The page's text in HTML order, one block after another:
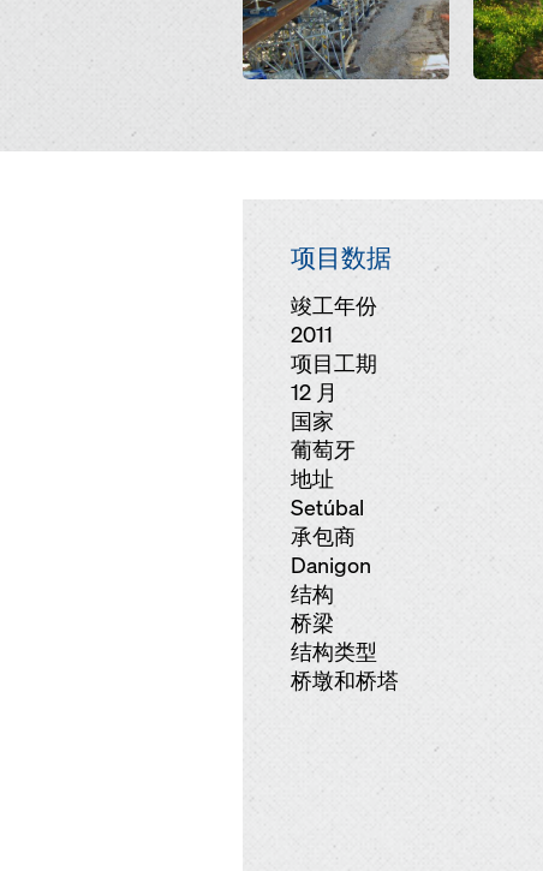
项目数据
竣工年份
2011
项目工期
12 月
国家
葡萄牙
地址
Setúbal
承包商
Danigon
结构
桥梁
结构类型
桥墩和桥塔